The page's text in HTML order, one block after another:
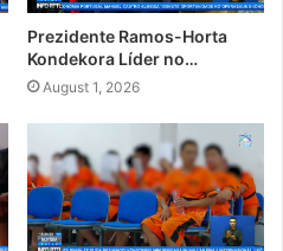
Prezidente Ramos-Horta
Kondekora Líder no…
August 1, 2026